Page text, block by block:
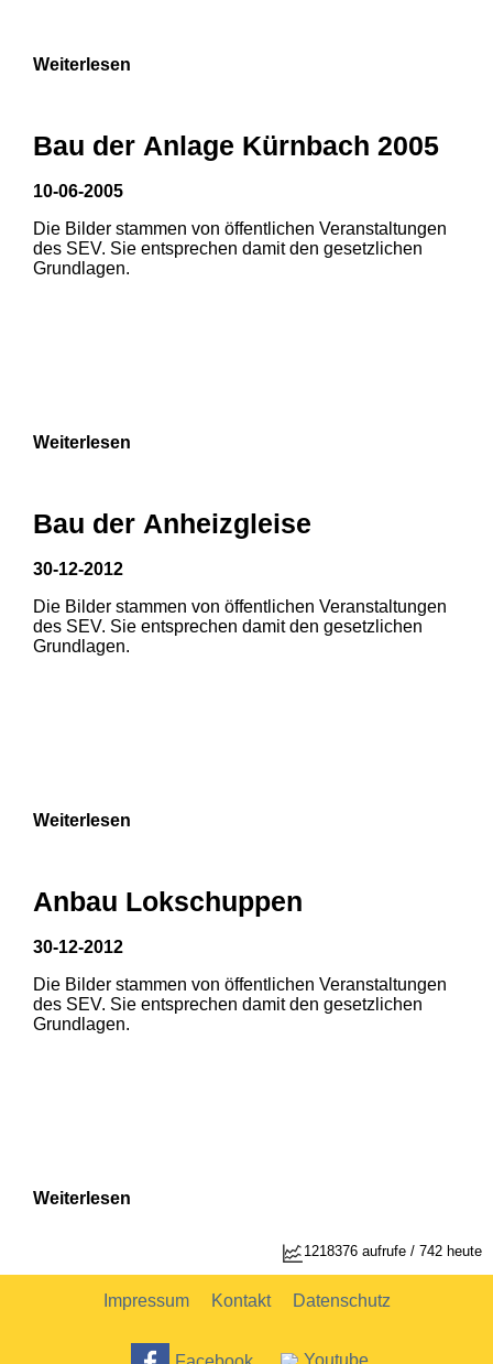
1 2
1 2 3
1 2
Weiterlesen
Bau der Anlage Kürnbach 2005
10-06-2005
Die Bilder stammen von öffentlichen Veranstaltungen
des SEV. Sie entsprechen damit den gesetzlichen
Grundlagen.
Weiterlesen
Bau der Anheizgleise
30-12-2012
Die Bilder stammen von öffentlichen Veranstaltungen
des SEV. Sie entsprechen damit den gesetzlichen
Grundlagen.
Weiterlesen
Anbau Lokschuppen
30-12-2012
Die Bilder stammen von öffentlichen Veranstaltungen
des SEV. Sie entsprechen damit den gesetzlichen
Grundlagen.
Weiterlesen
1218376 aufrufe / 742 heute
Impressum Kontakt Datenschutz